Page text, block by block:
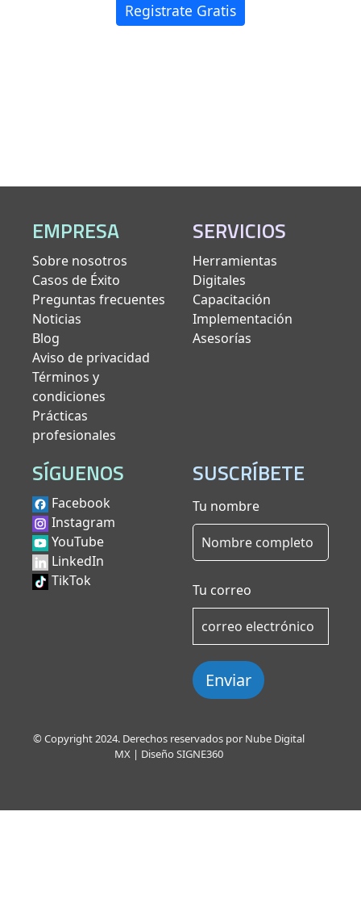
Registrate Gratis
EMPRESA
Sobre nosotros
Casos de Éxito
Preguntas frecuentes
Noticias
Blog
Aviso de privacidad
Términos y
condiciones
Prácticas
profesionales
SERVICIOS
Herramientas
Digitales
Capacitación
Implementación
Asesorías
SÍGUENOS
Facebook
Instagram
YouTube
LinkedIn
TikTok
SUSCRÍBETE
Tu nombre
Tu correo
Enviar
© Copyright 2024. Derechos reservados por Nube Digital
MX | Diseño SIGNE360